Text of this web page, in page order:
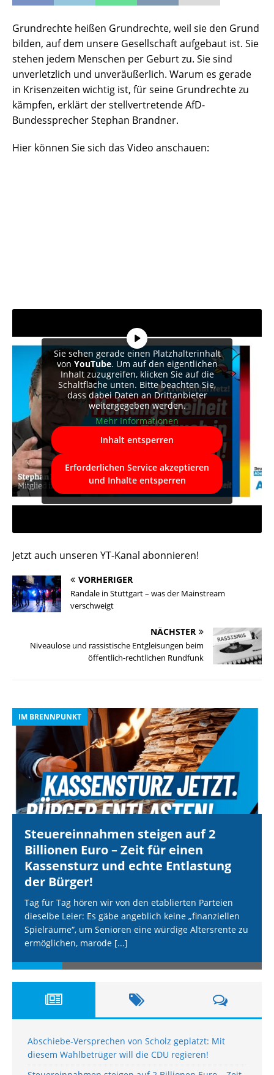
Grundrechte heißen Grundrechte, weil sie den Grund
bilden, auf dem unsere Gesellschaft aufgebaut ist. Sie
stehen jedem Menschen per Geburt zu. Sie sind
unverletzlich und unveräußerlich. Warum es gerade
in Krisenzeiten wichtig ist, für seine Grundrechte zu
kämpfen, erklärt der stellvertretende AfD-
Bundessprecher Stephan Brandner.
Hier können Sie sich das Video anschauen:
Sie sehen gerade einen Platzhalterinhalt
von YouTube. Um auf den eigentlichen
Inhalt zuzugreifen, klicken Sie auf die
Schaltfläche unten. Bitte beachten Sie,
dass dabei Daten an Drittanbieter
weitergegeben werden.
Mehr Informationen
Inhalt entsperren
Erforderlichen Service akzeptieren
und Inhalte entsperren
Jetzt auch unseren YT-Kanal abonnieren!
VORHERIGER
Randale in Stuttgart – was der Mainstream
verschweigt
NÄCHSTER
Niveaulose und rassistische Entgleisungen beim
öffentlich-rechtlichen Rundfunk
IM BRENNPUNKT
Steuereinnahmen steigen auf 2
Billionen Euro – Zeit für einen
Kassensturz und echte Entlastung
der Bürger!
Tag für Tag hören wir von den etablierten Parteien
dieselbe Leier: Es gäbe angeblich keine „finanziellen
Spielräume“, um Senioren eine würdige Altersrente zu
ermöglichen, marode [...]
Abschiebe-Versprechen von Scholz geplatzt: Mit
diesem Wahlbetrüger will die CDU regieren!